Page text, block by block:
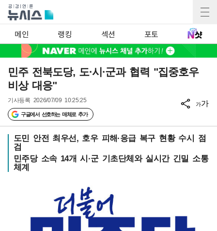
메인 랭킹 섹션 포토
민주 전북도당, 도·시·군과 협력 "집중호우
비상 대응"
기사등록 2026/07/09 10:25:25
구글에서 선호하는 매체로 추가
가가
도민 안전 최우선, 호우 피해·응급 복구 현황 수시 점
검
민주당 소속 14개 시·군 기초단체와 실시간 긴밀 소통
체계